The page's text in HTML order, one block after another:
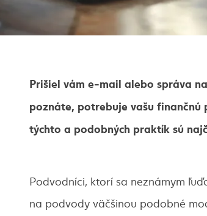
Prišiel vám e-mail alebo správa
poznáte, potrebuje vašu
týchto a podobných praktík sú
Podvodníci, ktorí sa neznámym
na podvody väčšinou podobné